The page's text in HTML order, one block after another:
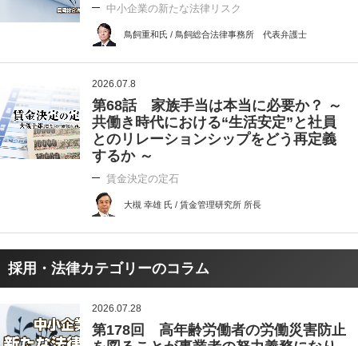
中小企業の新たな法律リスク
鳥飼重和氏 / 鳥飼総合法律事務所 代表弁護士
2026.07.8
第68話 家族手当は本当に必要か？ ～
共働き時代における“生活安定”と社員
とのリレーションシップをどう再定義
するか ～
賃金決定の定石
大槻 幸雄 氏 / 賃金管理研究所 所長
採用・法律カテゴリーのコラム
2026.07.28
第178回 高年齢労働者の労働災害防止